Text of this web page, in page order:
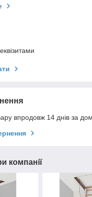
впродовж 14 днів за
компанії